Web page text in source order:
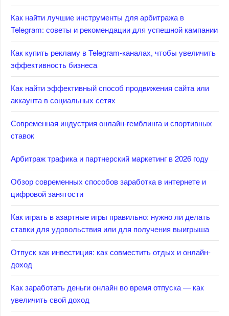
Как найти лучшие инструменты для арбитража в
Telegram: советы и рекомендации для успешной кампании
Как купить рекламу в Telegram-каналах, чтобы увеличить
эффективность бизнеса
Как найти эффективный способ продвижения сайта или
аккаунта в социальных сетях
Современная индустрия онлайн-гемблинга и спортивных
ставок
Арбитраж трафика и партнерский маркетинг в 2026 году
Обзор современных способов заработка в интернете и
цифровой занятости
Как играть в азартные игры правильно: нужно ли делать
ставки для удовольствия или для получения выигрыша
Отпуск как инвестиция: как совместить отдых и онлайн-
доход
Как заработать деньги онлайн во время отпуска — как
увеличить свой доход